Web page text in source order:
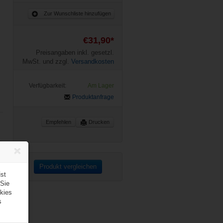
Zur Wunschliste hinzufügen
€31,90*
Preisangaben inkl. gesetzl.
MwSt. und zzgl. Versandkosten
Verfügbarkeit:
Am Lager
Produktanfrage
Empfehlen Drucken
Produkt vergleichen